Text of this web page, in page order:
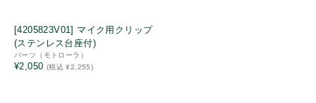
[4205823V01] マイク用クリップ
(ステンレス台座付)
パーツ（モトローラ）
¥2,050 (税込 ¥2,255)
IP
特定小電力